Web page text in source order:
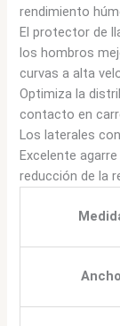
rendimiento
El protector de
los hombros
curvas a alta
Optimiza la
contacto en
Los laterales
Excelente
reducción de la
Ancho